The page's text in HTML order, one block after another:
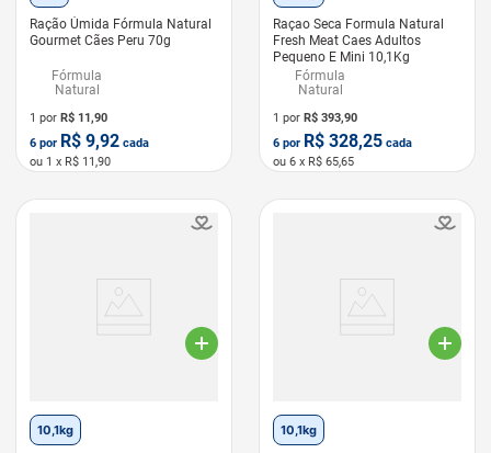
Ração Úmida Fórmula Natural
Gourmet Cães Peru 70g
Fórmula
Natural
1 por R$ 11,90
6 por R$ 9,92 cada
ou 1 x R$ 11,90
Raçao Seca Formula Natural
Fresh Meat Caes Adultos
Pequeno E Mini 10,1Kg
Fórmula
Natural
1 por R$ 393,90
6 por R$ 328,25 cada
ou 6 x R$ 65,65
10,1kg 10,1kg